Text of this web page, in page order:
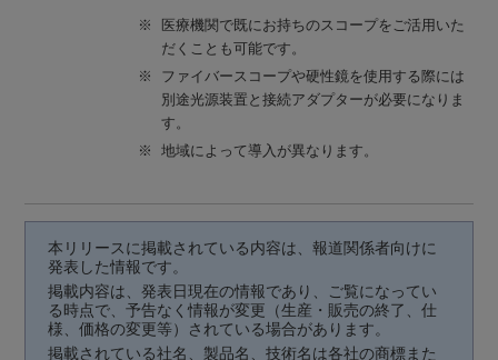
※
医療機関で既にお持ちのスコープをご活用いた
だくことも可能です。
※
ファイバースコープや硬性鏡を使用する際には
別途光源装置と接続アダプターが必要になりま
す。
※
地域によって導入が異なります。
本リリースに掲載されている内容は、報道関係者向けに
発表した情報です。
掲載内容は、発表日現在の情報であり、ご覧になってい
る時点で、予告なく情報が変更（生産・販売の終了、仕
様、価格の変更等）されている場合があります。
掲載されている社名、製品名、技術名は各社の商標また